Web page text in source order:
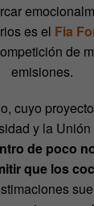
es el Fia
de
emisiones.
cuyo
y la
de poco
que los